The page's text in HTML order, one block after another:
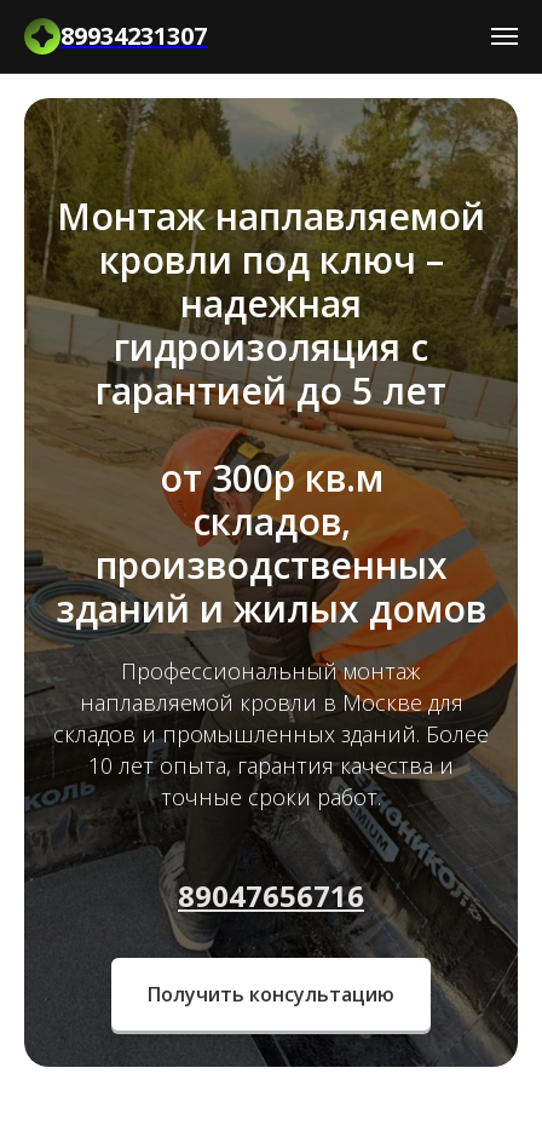
89934231307
Монтаж наплавляемой
кровли под ключ –
надежная
гидроизоляция с
гарантией до 5 лет
от 300р кв.м
складов,
производственных
зданий и жилых домов
Профессиональный монтаж
наплавляемой кровли в Москве для
складов и промышленных зданий. Более
10 лет опыта, гарантия качества и
точные сроки работ.
89047656716
Получить консультацию